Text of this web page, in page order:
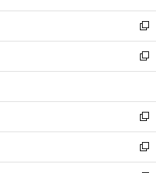
開
く
ウ
で
開
く
ン
ド
ウ
で
開
ウ
ィ
ン
ド
ウ
開
く
し
い
ウ
ィ
ン
ウ
で
開
く
新
し
い
ウ
ン
ド
ウ
で
開
新
し
ウ
ィ
ン
ド
ウ
新
し
い
ウ
新
し